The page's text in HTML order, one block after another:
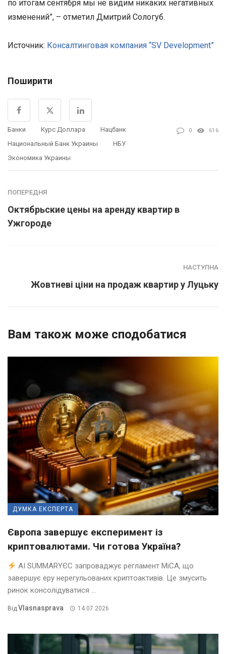
по итогам сентября мы не видим никаких негативных
изменений”, – отметил Дмитрий Сологуб.
Источник: Консалтинговая компания “SV Development”
Поширити
Банки Курс Доллара
Нацбанк
Национальный Банк Украины
НБУ
Экономика Украины
0 616
ПОПЕРЕДНЯ
Октябрьские цены на аренду квартир в
Ужгороде
НАСТУПНА
Жовтневі ціни на продаж квартир у Луцьку
Вам також може сподобатися
ДУМКА ЕКСПЕРТА
Європа завершує експеримент із
криптовалютами. Чи готова Україна?
AI SUMMARYЄС запроваджує регламент MiCA, що
завершує еру нерегульованих криптоактивів. Це змусить
ринок консолідуватися ...
ВідVlasnasprava 14.07.2026